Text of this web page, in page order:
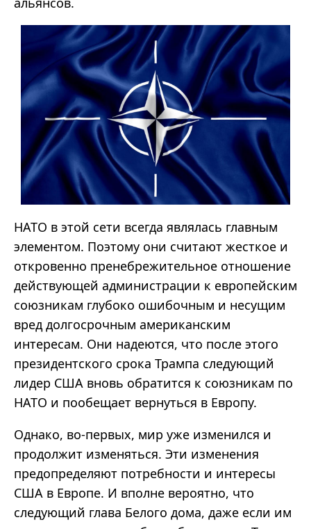
НАТО в этой сети всегда являлась главным
элементом. Поэтому они считают жесткое и
откровенно пренебрежительное отношение
действующей администрации к европейским
союзникам глубоко ошибочным и несущим
вред долгосрочным американским
интересам. Они надеются, что после этого
президентского срока Трампа следующий
лидер США вновь обратится к союзникам по
НАТО и пообещает вернуться в Европу.
Однако, во-первых, мир уже изменился и
продолжит изменяться. Эти изменения
предопределяют потребности и интересы
США в Европе. И вполне вероятно, что
следующий глава Белого дома, даже если им